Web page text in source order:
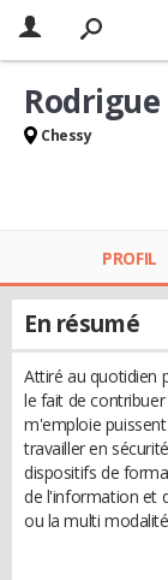
Rodrigue
Chessy
PROFIL
En résumé
Attiré au quotidien
le fait de
m'emploie
travailler en
dispositifs de
de l'information et
ou la multi